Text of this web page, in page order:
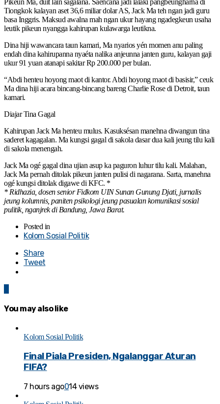
Tiongkok kalayan aset 36,6 miliar dolar AS, Jack Ma teh ngan jadi guru
basa Inggris. Maksud awalna mah ngan ukur hayang ngadegkeun usaha
leutik pikeun nyangga kahirupan kulawarga leutikna.
Dina hiji wawancara taun kamari, Ma nyarios yén momen anu paling
endah dina kahirupanna nyaéta nalika anjeunna janten guru, kalayan gaji
ukur 91 yuan atanapi sakitar Rp 200.000 per bulan.
“Abdi henteu hoyong maot di kantor. Abdi hoyong maot di basisir,” ceuk
Ma dina hiji acara bincang-bincang bareng Charlie Rose di Detroit, taun
kamari.
Diajar Tina Gagal
Kahirupan Jack Ma henteu mulus. Kasuksésan manehna diwangun tina
saderet kagagalan. Ma kungsi gagal di sakola dasar dua kali jeung tilu kali
di sakola menengah.
Jack Ma ogé gagal dina ujian asup ka paguron luhur tilu kali. Malahan,
Jack Ma pernah ditolak pikeun janten pulisi di nagarana. Sarta, manehna
ogé kungsi ditolak digawe di KFC. *
* Ridhazia, dosen senior Fidkom UIN Sunan Gunung Djati, jurnalis
jeung kolumnis, paniten psikologi jeung pasualan komunikasi sosial
pulitik, nganjrek di Bandung, Jawa Barat.
Posted in
Kolom Sosial Politik
Share
Tweet
You may also like
Kolom Sosial Politik
Final Piala Presiden, Ngalanggar Aturan
FIFA?
7 hours ago014 views